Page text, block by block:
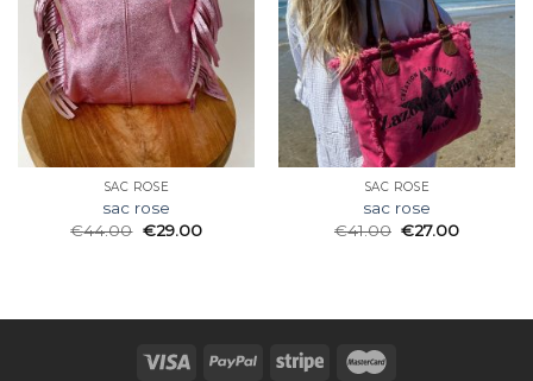
SAC ROSE
sac rose
€44.00 €29.00
SAC ROSE
sac rose
€41.00 €27.00